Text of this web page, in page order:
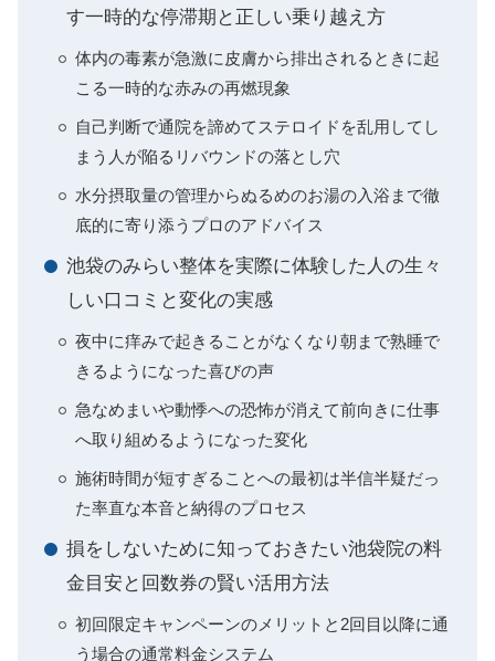
す一時的な停滞期と正しい乗り越え方
体内の毒素が急激に皮膚から排出されるときに起
こる一時的な赤みの再燃現象
自己判断で通院を諦めてステロイドを乱用してし
まう人が陥るリバウンドの落とし穴
水分摂取量の管理からぬるめのお湯の入浴まで徹
底的に寄り添うプロのアドバイス
池袋のみらい整体を実際に体験した人の生々
しい口コミと変化の実感
夜中に痒みで起きることがなくなり朝まで熟睡で
きるようになった喜びの声
急なめまいや動悸への恐怖が消えて前向きに仕事
へ取り組めるようになった変化
施術時間が短すぎることへの最初は半信半疑だっ
た率直な本音と納得のプロセス
損をしないために知っておきたい池袋院の料
金目安と回数券の賢い活用方法
初回限定キャンペーンのメリットと2回目以降に通
う場合の通常料金システム